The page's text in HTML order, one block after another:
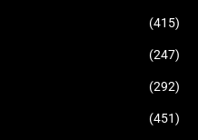
(415)
(247)
(292)
(451)